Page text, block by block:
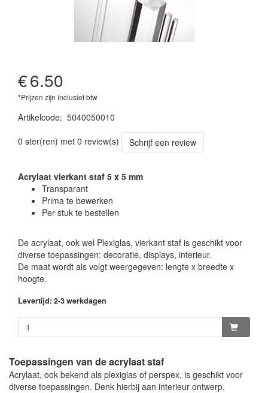
€6.50
*Prijzen zijn inclusief btw
Artikelcode: 5040050010
0 ster(ren) met 0 review(s)
Schrijf een review
Acrylaat vierkant staf 5 x 5 mm
Transparant
Prima te bewerken
Per stuk te bestellen
De acrylaat, ook wel Plexiglas, vierkant staf is geschikt voor
diverse toepassingen: decoratie, displays, interieur.
De maat wordt als volgt weergegeven: lengte x breedte x
hoogte.
Levertijd: 2-3 werkdagen
Toepassingen van de acrylaat staf
Acrylaat, ook bekend als plexiglas of perspex, is geschikt voor
diverse toepassingen. Denk hierbij aan interieur ontwerp,